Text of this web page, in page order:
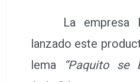
homenaje líquido
de Gustavo
la célebre